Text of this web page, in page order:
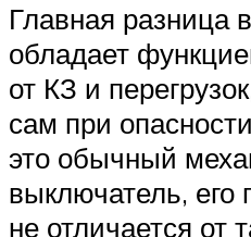
Главная разница
обладает
от КЗ и
сам при
это обычный
выключатель, его
не отличается от